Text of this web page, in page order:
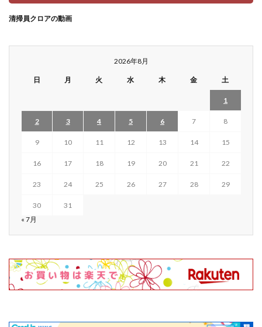
清掃員クロアの動画
2026年8月
日 月 火 水 木 金 土
1
2 3 4 5 6 7 8
9 10 11 12 13 14 15
16 17 18 19 20 21 22
23 24 25 26 27 28 29
30
31
« 7月